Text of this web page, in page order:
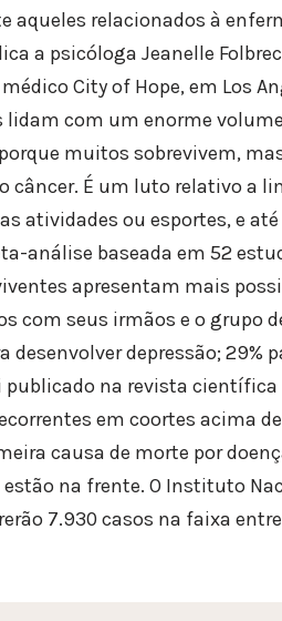
aqueles relacionados à
a psicóloga Jeanelle
City of Hope, em Los
lidam com um enorme
muitos sobrevivem,
câncer. É um luto relativo a
atividades ou esportes, e
análise baseada em 52
apresentam mais
com seus irmãos e o grupo
desenvolver depressão; 29%
na revista científica
em coortes acima
causa de morte por
na frente. O Instituto
7.930 casos na faixa entre